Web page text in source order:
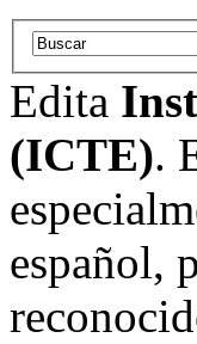
Edita
(ICTE).
español,